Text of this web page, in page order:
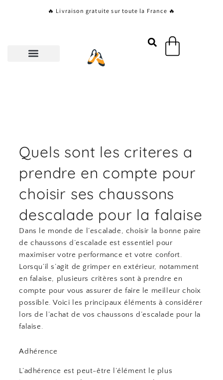
🔥 Livraison gratuite sur toute la France 🔥
Panier
Quels sont les criteres a
prendre en compte pour
choisir ses chaussons
descalade pour la falaise
Dans le monde de l’escalade, choisir la bonne paire
de chaussons d’escalade est essentiel pour
maximiser votre performance et votre confort.
Lorsqu’il s’agit de grimper en extérieur, notamment
en falaise, plusieurs critères sont à prendre en
compte pour vous assurer de faire le meilleur choix
possible. Voici les principaux éléments à considérer
lors de l’achat de vos chaussons d’escalade pour la
falaise.
Adhérence
L’adhérence est peut-être l’élément le plus